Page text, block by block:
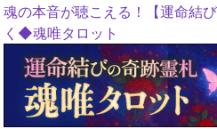
魂の本音が聴こえる！【運命結
く◆魂唯タロット